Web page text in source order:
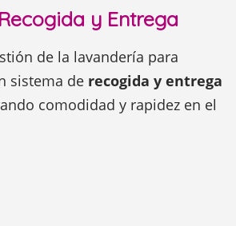
y Entrega
de la lavandería para
sistema de recogida y entrega
comodidad y rapidez en el